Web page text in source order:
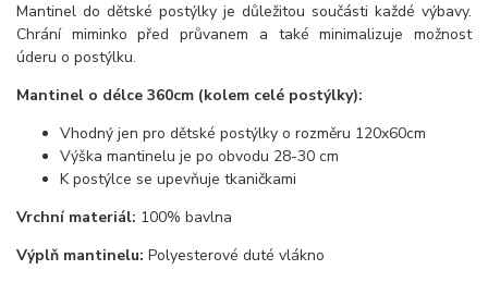
Mantinel do dětské postýlky je důležitou součásti každé výbavy.
Chrání miminko před průvanem a také minimalizuje možnost
úderu o postýlku.
Mantinel o délce 360cm (kolem celé postýlky):
Vhodný jen pro dětské postýlky o rozměru 120x60cm
Výška mantinelu je po obvodu 28-30 cm
K postýlce se upevňuje tkaničkami
Vrchní materiál: 100% bavlna
Výplň mantinelu: Polyesterové duté vlákno